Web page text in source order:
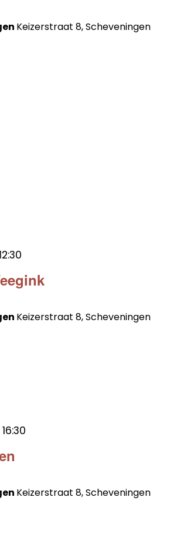
Keizerstraat 8, Scheveningen
Keizerstraat 8, Scheveningen
16:30
Keizerstraat 8, Scheveningen